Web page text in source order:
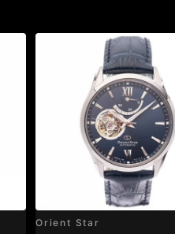
Orient Star